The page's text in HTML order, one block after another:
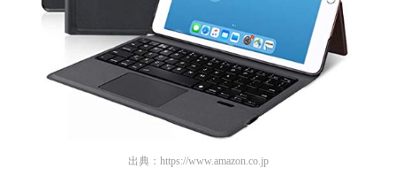
出典： https://www.amazon.co.jp